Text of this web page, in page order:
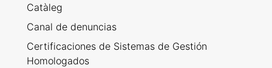
Catàleg
Canal de denuncias
Certificaciones de Sistemas de Gestión
Homologados